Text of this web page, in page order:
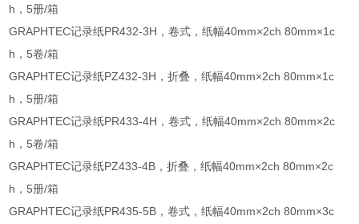
h，5册/箱
GRAPHTEC记录纸PR432-3H，卷式，纸幅40mm×2ch 80mm×1c
h，5卷/箱
GRAPHTEC记录纸PZ432-3H，折叠，纸幅40mm×2ch 80mm×1c
h，5册/箱
GRAPHTEC记录纸PR433-4H，卷式，纸幅40mm×2ch 80mm×2c
h，5卷/箱
GRAPHTEC记录纸PZ433-4B，折叠，纸幅40mm×2ch 80mm×2c
h，5册/箱
GRAPHTEC记录纸PR435-5B，卷式，纸幅40mm×2ch 80mm×3c